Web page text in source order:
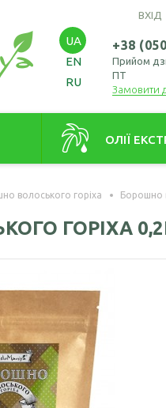
ВХІД
UA
EN
RU
+38
Прийом
ПТ
Замовити
ОЛІЇ
волоського горіха Борошно
ГОРІХА